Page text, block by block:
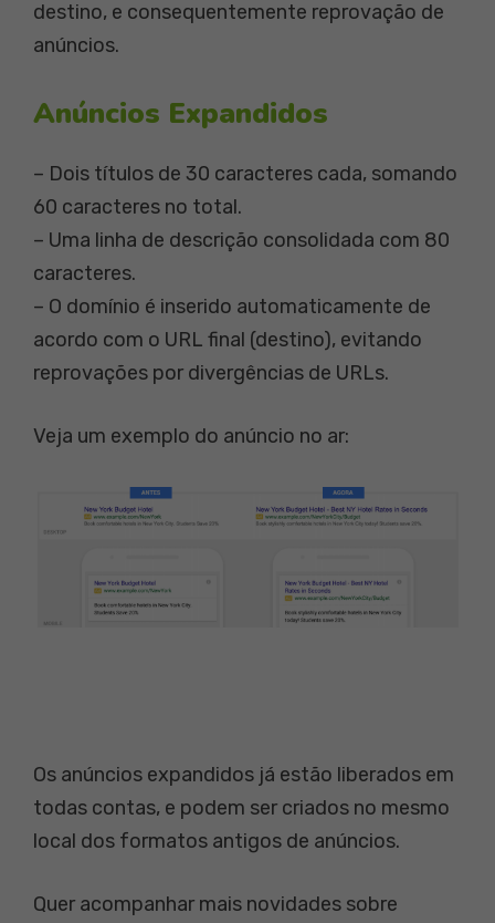
destino, e consequentemente reprovação de
anúncios.
Anúncios Expandidos
– Dois títulos de 30 caracteres cada, somando
60 caracteres no total.
– Uma linha de descrição consolidada com 80
caracteres.
– O domínio é inserido automaticamente de
acordo com o URL final (destino), evitando
reprovações por divergências de URLs.
Veja um exemplo do anúncio no ar:
Os anúncios expandidos já estão liberados em
todas contas, e podem ser criados no mesmo
local dos formatos antigos de anúncios.
Quer acompanhar mais novidades sobre